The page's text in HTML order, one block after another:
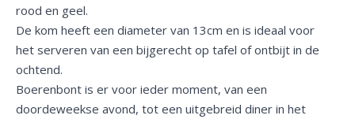
rood en geel.
De kom heeft een diameter van 13cm en is ideaal voor
het serveren van een bijgerecht op tafel of ontbijt in de
ochtend.
Boerenbont is er voor ieder moment, van een
doordeweekse avond, tot een uitgebreid diner in het